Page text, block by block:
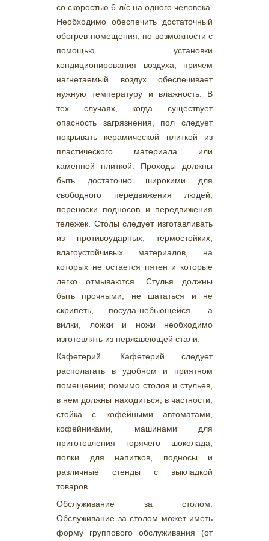
со скоростью 6 л/с на одного человека.
Необходимо обеспечить достаточный
обогрев помещения, по возможности с
помощью установки
кондиционирования воздуха, причем
нагнетаемый воздух обеспечивает
нужную температуру и влажность. В
тех случаях, когда существует
опасность загрязнения, пол следует
покрывать керамической плиткой из
пластического материала или
каменной плиткой. Проходы должны
быть достаточно широкими для
свободного передвижения людей,
переноски подносов и передвижения
тележек. Столы следует изготавливать
из противоударных, термостойких,
влагоустойчивых материалов, на
которых не остается пятен и которые
легко отмываются. Стулья должны
быть прочными, не шататься и не
скрипеть, посуда-небьющейся, а
вилки, ложки и ножи необходимо
изготовлять из нержавеющей стали.
Кафетерий. Кафетерий следует
располагать в удобном и приятном
помещении; помимо столов и стульев,
в нем должны находиться, в частности,
стойка с кофейными автоматами,
кофейниками, машинами для
приготовления горячего шоколада,
полки для напитков, подносы и
различные стенды с выкладкой
товаров.
Обслуживание за столом.
Обслуживание за столом может иметь
форму группового обслуживания (от